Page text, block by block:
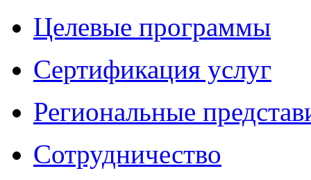
Целевые программы
Сертификация услуг
Региональные
Сотрудничество